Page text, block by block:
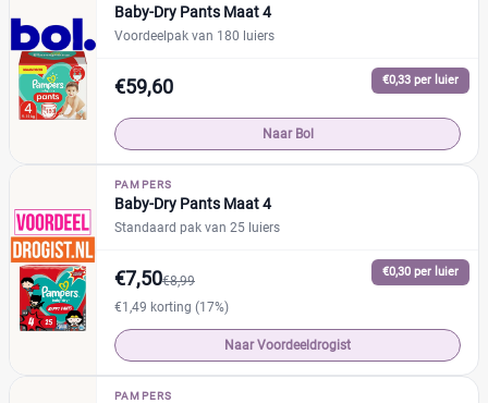
Supermarkt
Albert Heijn
Aldi (0)
Boon's Markt
Dekamarkt
+9 meer
Amazon
Babydrogist
BigGreenSmile (5)
Bol
+9 meer
Baby-Dry Pants Maat 4
Voordeelpak van 180 luiers
€0,33 per luier
€59,60
Naar Bol
PAMPERS
Baby-Dry Pants Maat 4
Standaard pak van 25 luiers
€0,30 per luier
€7,50€8,99
€1,49 korting (17%)
Naar Voordeeldrogist
PAMPERS